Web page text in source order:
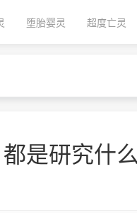
堕胎婴灵 超度亡灵
是研究什么